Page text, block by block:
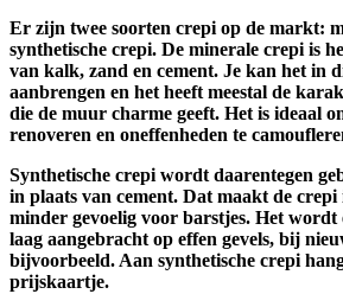
Er zijn twee soorten crepi op de markt:
synthetische crepi. De minerale crepi is
van kalk, zand en cement. Je kan het in
aanbrengen en het heeft meestal de
die de muur charme geeft. Het is ideaal
renoveren en oneffenheden te
Synthetische crepi wordt daarentegen
in plaats van cement. Dat maakt de
minder gevoelig voor barstjes. Het wordt
laag aangebracht op effen gevels, bij
bijvoorbeeld. Aan synthetische crepi
prijskaartje.